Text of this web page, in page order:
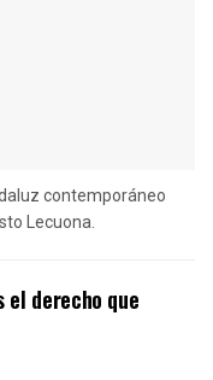
contemporáneo
Lecuona.
el derecho que